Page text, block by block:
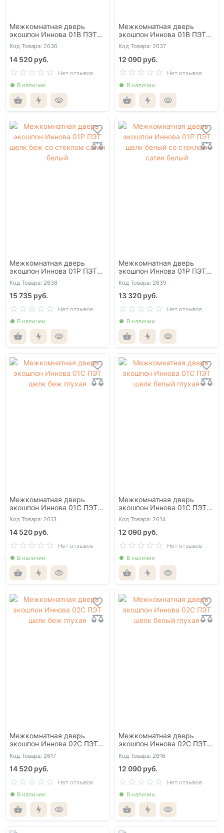
Межкомнатная дверь
экошпон Иннова 01В ПЭТ
шелк беж глухая
Код Товара: 2636
14 520 руб.
Нет отзывов
В наличии
Межкомнатная дверь
экошпон Иннова 01В ПЭТ
шелк белый глухая
Код Товара: 2637
12 090 руб.
Нет отзывов
В наличии
Межкомнатная дверь
экошпон Иннова 01Р ПЭТ
шелк беж со стеклом сатин
белый
Код Товара: 2638
15 735 руб.
Нет отзывов
В наличии
Межкомнатная дверь
экошпон Иннова 01Р ПЭТ
шелк белый со стеклом
сатин белый
Код Товара: 2639
13 320 руб.
Нет отзывов
В наличии
Межкомнатная дверь
экошпон Иннова 01С ПЭТ
шелк беж глухая
Код Товара: 2613
14 520 руб.
Нет отзывов
В наличии
Межкомнатная дверь
экошпон Иннова 01С ПЭТ
шелк белый глухая
Код Товара: 2614
12 090 руб.
Нет отзывов
В наличии
Межкомнатная дверь
экошпон Иннова 02С ПЭТ
шелк беж глухая
Код Товара: 2617
14 520 руб.
Нет отзывов
В наличии
Межкомнатная дверь
экошпон Иннова 02С ПЭТ
шелк белый глухая
Код Товара: 2616
12 090 руб.
Нет отзывов
В наличии